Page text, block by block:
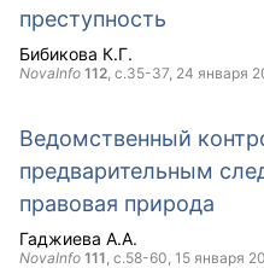
преступность
Бибикова К.Г.
NovaInfo 112, с.35-37, 24 января
Ведомственный
предварительным
правовая природа
Гаджиева А.А.
NovaInfo 111, с.58-60, 15 января